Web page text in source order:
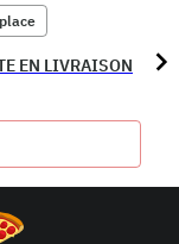
EN LIVRAISON